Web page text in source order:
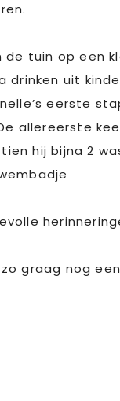
de tuin op een
drinken uit
eerste
allereerste
hij bijna 2
zo graag nog